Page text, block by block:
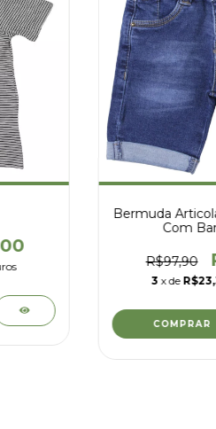
Bermuda
Com
R$97,90
3 x de
COMPRAR